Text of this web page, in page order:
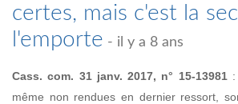
certes, mais c'est la
l'emporte - il y a 8 ans
Cass. com. 31 janv. 2017, n° 15-13981:
même non rendues en dernier ressort,